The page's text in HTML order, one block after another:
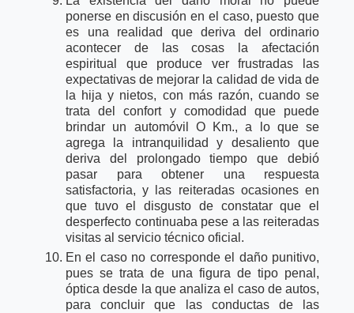
ponerse en discusión en el caso, puesto que
es una realidad que deriva del ordinario
acontecer de las cosas la afectación
espiritual que produce ver frustradas las
expectativas de mejorar la calidad de vida de
la hija y nietos, con más razón, cuando se
trata del confort y comodidad que puede
brindar un automóvil O Km., a lo que se
agrega la intranquilidad y desaliento que
deriva del prolongado tiempo que debió
pasar para obtener una respuesta
satisfactoria, y las reiteradas ocasiones en
que tuvo el disgusto de constatar que el
desperfecto continuaba pese a las reiteradas
visitas al servicio técnico oficial.
En el caso no corresponde el daño punitivo,
pues se trata de una figura de tipo penal,
óptica desde la que analiza el caso de autos,
para concluir que las conductas de las